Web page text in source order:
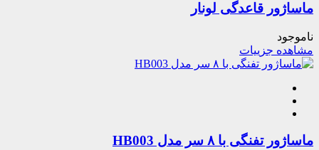
ماساژور قاعدگی لونار
ناموجود
مشاهده جزییات
ماساژور تفنگی با ۸ سر مدل HB003